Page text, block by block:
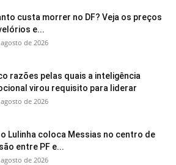
custa morrer no DF? Veja os preços
e...
de 2026
razões pelas quais a inteligência
virou requisito para liderar
de 2026
Lulinha coloca Messias no centro de
entre PF e...
de 2026